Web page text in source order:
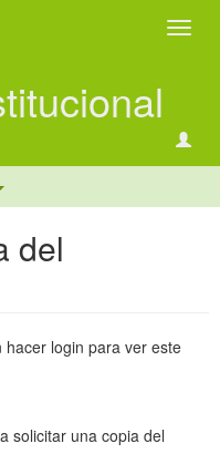
del
login para ver este
solicitar una copia del